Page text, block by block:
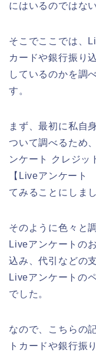
にはいるのではな
そこでここでは、
カードや銀行振り
しているのかを調
す。
まず、最初に私自
ついて調べるため
ンケート クレジッ
【Liveアンケー
てみることにしまし
そのように色々と
Liveアンケートの
込み、代引などの
Liveアンケートの
でした。
なので、こちらの
トカードや銀行振